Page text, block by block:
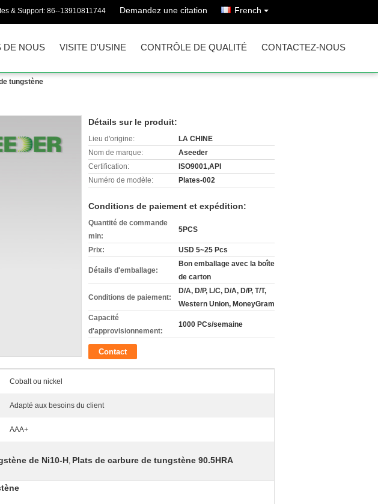
& Support: 86--13910811744 Demandez une citation French
DE NOUS VISITE D'USINE CONTRÔLE DE QUALITÉ CONTACTEZ-NOUS
tungstène
Détails sur le produit:
Lieu d'origine:
LA CHINE
Nom de marque:
Aseeder
Certification:
ISO9001,API
Numéro de modèle:
Plates-002
Conditions de paiement et expédition:
Quantité de commande
min:
5PCS
Prix: USD 5~25 Pcs
Détails d'emballage:
Bon emballage avec la boîte
de carton
Conditions de paiement:
D/A, D/P, L/C, D/A, D/P, T/T,
Western Union, MoneyGram
Capacité
d'approvisionnement:
1000 PCs/semaine
Contact
Cobalt ou nickel
Adapté aux besoins du client
AAA+
de Ni10-H, Plats de carbure de tungstène 90.5HRA